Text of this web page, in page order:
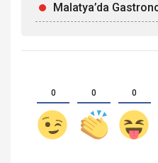
Malatya’da
0 0 0